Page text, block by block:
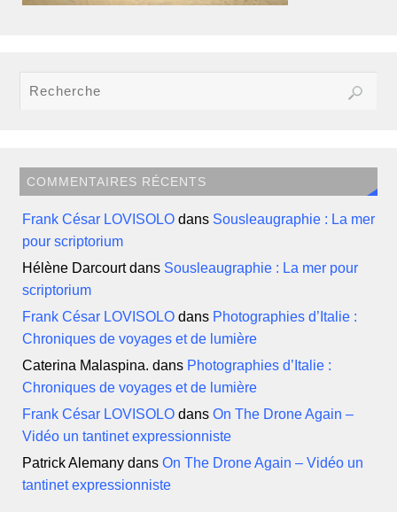
COMMENTAIRES RÉCENTS
Frank César LOVISOLO dans Sousleaugraphie : La mer
pour scriptorium
Hélène Darcourtdans Sousleaugraphie : La mer pour
scriptorium
Frank César LOVISOLO dans Photographies d’Italie :
Chroniques de voyages et de lumière
Caterina Malaspina. dans Photographies d’Italie :
Chroniques de voyages et de lumière
Frank César LOVISOLO dansOn The Drone Again –
Vidéo un tantinet expressionniste
Patrick Alemany dansOn The Drone Again – Vidéo un
tantinet expressionniste